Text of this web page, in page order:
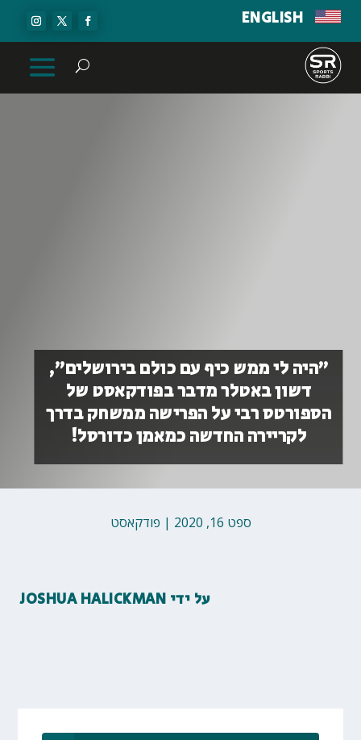
ENGLISH
”היה לי ממש כיף עם כולם בירושלים”,
דשון באטלר מדבר בפודקאסט של
הספורטס רבי על הפרישה ממשחק בדרך
לקריירה החדשה כמאמן כדורסל!
ספט 16, 2020 | פודקאסט
על ידי JOSHUA HALICKMAN